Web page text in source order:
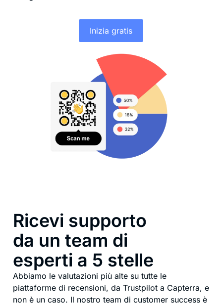
Inizia gratis
Ricevi supporto
da un team di
esperti a 5 stelle
Abbiamo le valutazioni più alte su tutte le
piattaforme di recensioni, da Trustpilot a Capterra, e
non è un caso. Il nostro team di customer success è